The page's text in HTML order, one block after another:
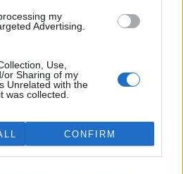
my
Advertising.
Use,
or Sharing of my
Unrelated with the
was collected.
CONFIRM
v Reykjavíku. Sám Watson na
AFP s odvoláním na islandskou
přijímá kvůli vedrům více
teplotám pracovníci pražské
záchranné stanice pro volně
žijící živočichy přijímají více